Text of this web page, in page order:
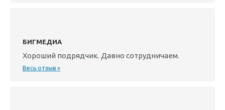
БИГМЕДИА
Хороший подрядчик. Давно сотрудничаем.
Весь отзыв »